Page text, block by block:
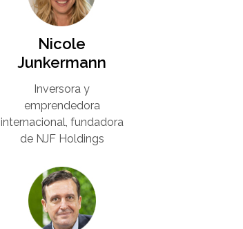
Nicole
Junkermann​
Inversora y
emprendedora
internacional, fundadora
de NJF Holdings